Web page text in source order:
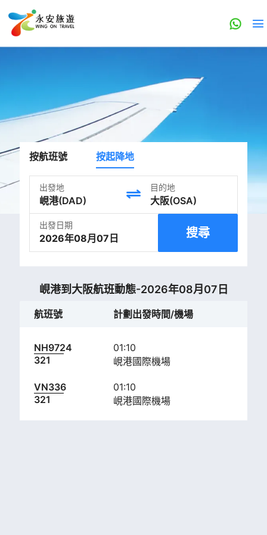
按航班號 按起降地
出發地 目的地
出發日期
2026年08月07日 搜尋
峴港到大阪航班動態-2026年08月07日
航班號 計劃出發時間/機場
NH9724
321
01:10
峴港國際機場
VN336
321
01:10
峴港國際機場